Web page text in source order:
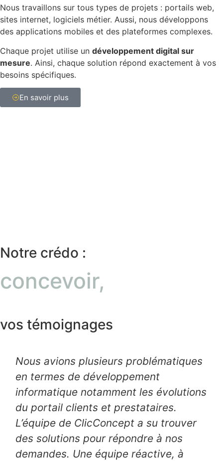
Nous travaillons sur tous types de projets : portails web,
sites internet, logiciels métier. Aussi, nous développons
des applications mobiles et des plateformes complexes.
Chaque projet utilise un développement digital sur
mesure. Ainsi, chaque solution répond exactement à vos
besoins spécifiques.
En savoir plus
Notre crédo :
concevoir,
vos témoignages
Nous avions plusieurs problématiques
en termes de développement
informatique notamment les évolutions
du portail clients et prestataires.
L’équipe de ClicConcept a su trouver
des solutions pour répondre à nos
demandes. Une équipe réactive, à